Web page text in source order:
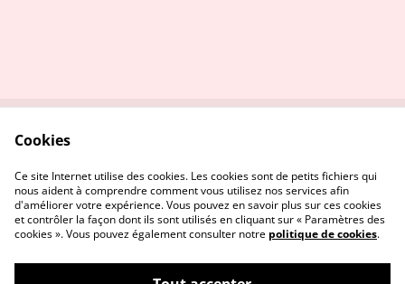
Politique de
confidentialité
Politique de cookies
Cookies
Ce site Internet utilise des cookies. Les cookies sont de petits fichiers qui
nous aident à comprendre comment vous utilisez nos services afin
d'améliorer votre expérience. Vous pouvez en savoir plus sur ces cookies
et contrôler la façon dont ils sont utilisés en cliquant sur « Paramètres des
cookies ». Vous pouvez également consulter notre politique de cookies.